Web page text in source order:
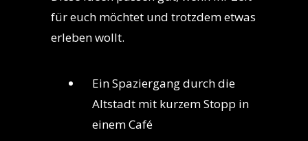
für euch möchtet und trotzdem etwas
erleben wollt.
Ein Spaziergang durch die
Altstadt mit kurzem Stopp in
einem Café